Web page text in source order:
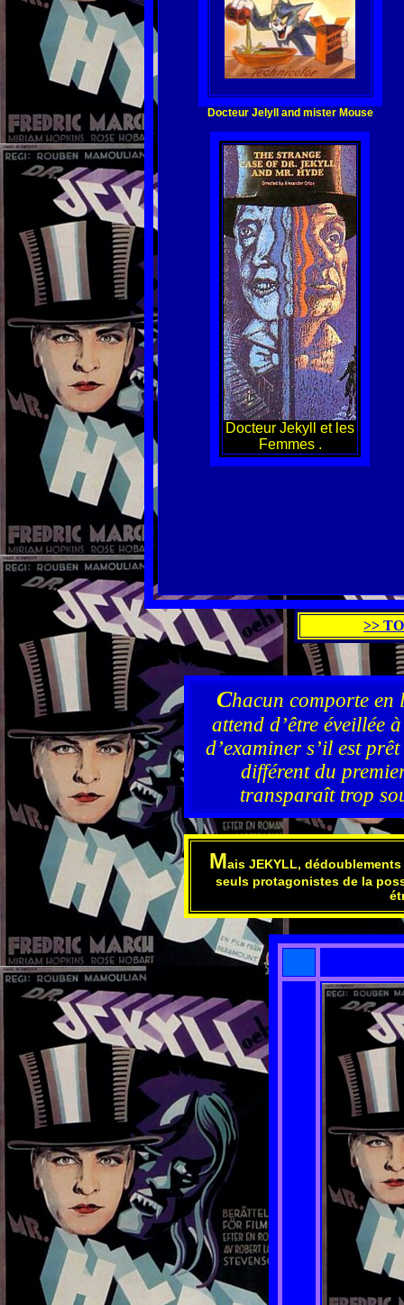
Docteur Jelyll and mister Mouse
Docteur Jekyll et les
Femmes .
>>
Chacun comporte en
attend d’être éveillée
d’examiner s’il est
différent du
transparaît trop
Mais JEKYLL,
seuls protagonistes de la